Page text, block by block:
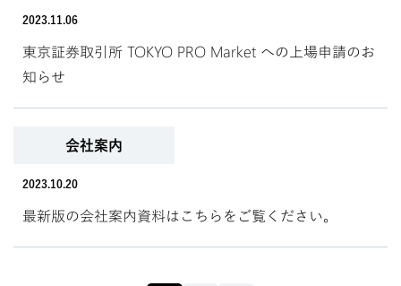
2023.11.06
東京証券取引所 TOKYO PRO Market への上場申請のお
知らせ
会社案内
2023.10.20
最新版の会社案内資料はこちらをご覧ください。